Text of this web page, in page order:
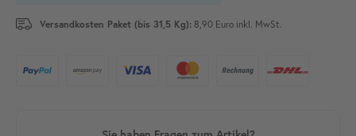
Versandkosten Paket (bis 31,5 Kg): 8,90 Euro inkl. MwSt.